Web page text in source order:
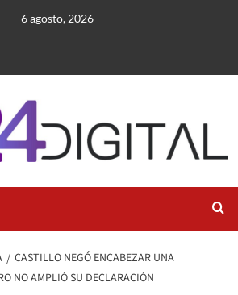
6 agosto, 2026
CASTILLO NEGÓ ENCABEZAR UNA
NO AMPLIÓ SU DECLARACIÓN